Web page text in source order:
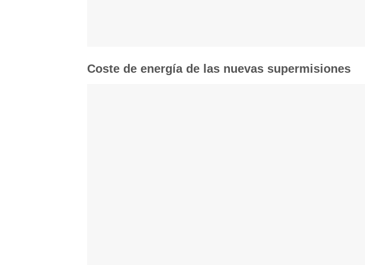
Coste de energía de las nuevas supermisiones